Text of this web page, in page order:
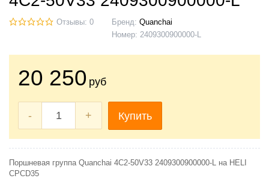
Отзывы: 0 Бренд: Quanchai
Номер: 2409300900000-L
20 250 руб
- + Купить
Поршневая группа Quanchai 4C2-50V33 2409300900000-L на HELI
CPCD35